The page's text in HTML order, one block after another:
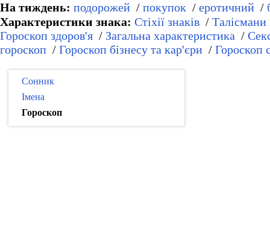
На тиждень: подорожей / покупок / еротичний /
Характеристики знака: Стіхії знаків / Талісмани
Гороскоп здоров'я / Загальна характеристика /
гороскоп / Гороскоп бізнесу та кар'єри / Гороскоп
Сонник
Імена
Гороскоп